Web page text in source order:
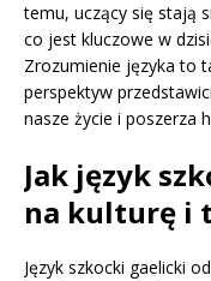
temu, uczący się stają
co jest kluczowe w
Zrozumienie języka to
perspektyw
nasze życie i poszerza
Jak język
na kulturę i
Język szkocki gaelicki